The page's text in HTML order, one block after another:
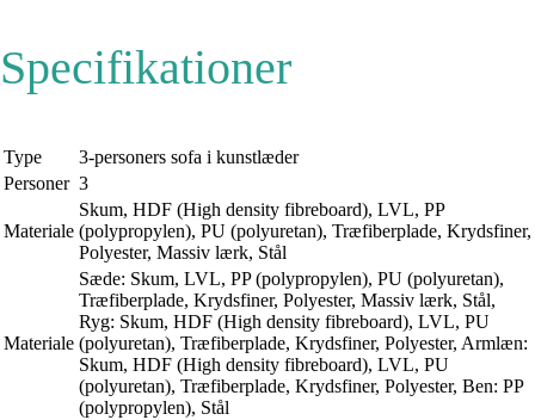
Specifikationer
Type
3-personers sofa i kunstlæder
Personer 3
Materiale
Skum, HDF (High density fibreboard), LVL, PP
(polypropylen), PU (polyuretan), Træfiberplade, Krydsfiner,
Polyester, Massiv lærk, Stål
Materiale
Sæde: Skum, LVL, PP (polypropylen), PU (polyuretan),
Træfiberplade, Krydsfiner, Polyester, Massiv lærk, Stål,
Ryg: Skum, HDF (High density fibreboard), LVL, PU
(polyuretan), Træfiberplade, Krydsfiner, Polyester, Armlæn:
Skum, HDF (High density fibreboard), LVL, PU
(polyuretan), Træfiberplade, Krydsfiner, Polyester, Ben: PP
(polypropylen), Stål